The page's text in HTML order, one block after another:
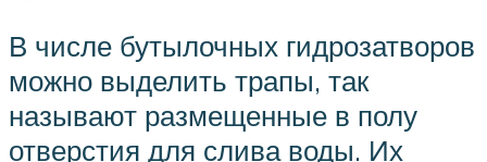
В числе бутылочных гидрозатворов
можно выделить трапы, так
называют размещенные в полу
отверстия для слива воды. Их